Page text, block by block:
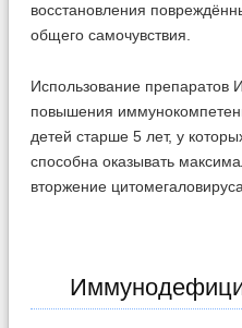
восстановления
общего самочувствия.
Использование
повышения
детей старше 5 лет, у
способна оказывать
вторжение